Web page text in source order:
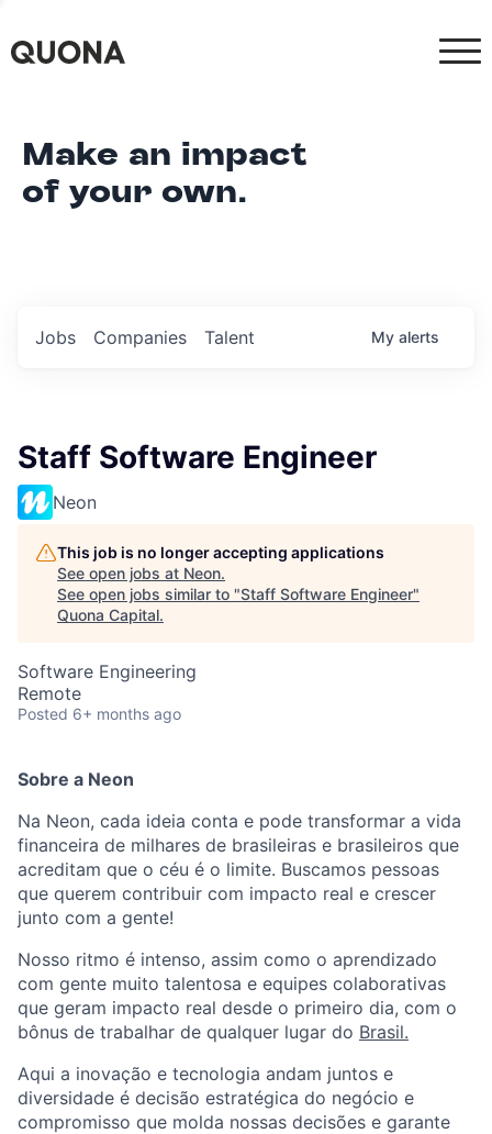
Make an impact
of your own.
Jobs Companies Talent My alerts
Staff Software Engineer
Neon
This job is no longer accepting applications
See open jobs at Neon.
See open jobs similar to "Staff Software Engineer"
Quona Capital.
Software Engineering
Remote
Posted 6+ months ago
Sobre a Neon
Na Neon, cada ideia conta e pode transformar a vida
financeira de milhares de brasileiras e brasileiros que
acreditam que o céu é o limite. Buscamos pessoas
que querem contribuir com impacto real e crescer
junto com a gente!
Nosso ritmo é intenso, assim como o aprendizado
com gente muito talentosa e equipes colaborativas
que geram impacto real desde o primeiro dia, com o
bônus de trabalhar de qualquer lugar do Brasil.
Aqui a inovação e tecnologia andam juntos e
diversidade é decisão estratégica do negócio e
compromisso que molda nossas decisões e garante